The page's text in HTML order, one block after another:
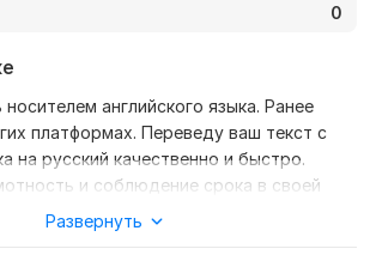
0
английского языка. Ранее
платформах. Переведу ваш текст с
на русский качественно и быстро.
и соблюдение срока в своей
Развернуть